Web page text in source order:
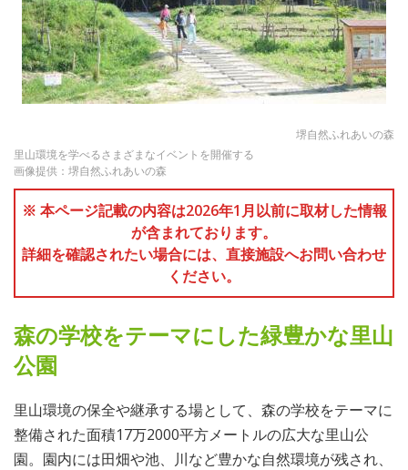
堺自然ふれあいの森
里山環境を学べるさまざまなイベントを開催する
画像提供：堺自然ふれあいの森
※ 本ページ記載の内容は2026年1月以前に取材した情報
が含まれております。
詳細を確認されたい場合には、直接施設へお問い合わせ
ください。
森の学校をテーマにした緑豊かな里山
公園
里山環境の保全や継承する場として、森の学校をテーマに
整備された面積17万2000平方メートルの広大な里山公
園。園内には田畑や池、川など豊かな自然環境が残され、